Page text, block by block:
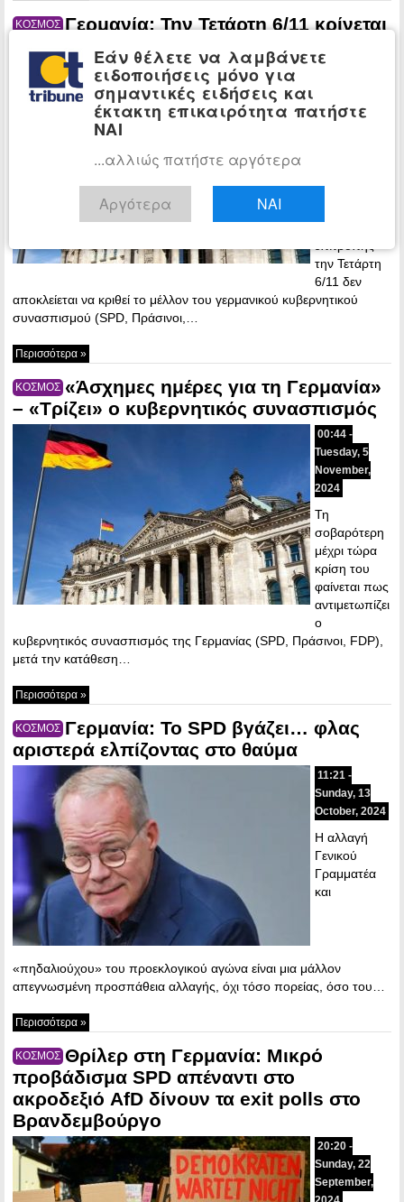
ΚΟΣΜΟΣ Γερμανία: Την Τετάρτη 6/11 κρίνεται
η «επιβίωση» του κυβερνητικού
συνασπισμού
Wednesday, 6
την Τετάρτη
6/11 δεν
αποκλείεται να κριθεί το μέλλον του γερμανικού κυβερνητικού
συνασπισμού (SPD, Πράσινοι,…
Περισσότερα »
ΚΟΣΜΟΣ «Άσχημες ημέρες για τη Γερμανία»
– «Τρίζει» ο κυβερνητικός συνασπισμός
00:44 -
Tuesday, 5
November,
2024
Τη
σοβαρότερη
μέχρι τώρα
κρίση του
φαίνεται πως
αντιμετωπίζει
ο
κυβερνητικός συνασπισμός της Γερμανίας (SPD, Πράσινοι, FDP),
μετά την κατάθεση…
Περισσότερα »
ΚΟΣΜΟΣ Γερμανία: Το SPD βγάζει… φλας
αριστερά ελπίζοντας στο θαύμα
11:21 -
Sunday, 13
October, 2024
Η αλλαγή
Γενικού
Γραμματέα
και
«πηδαλιούχου» του προεκλογικού αγώνα είναι μια μάλλον
απεγνωσμένη προσπάθεια αλλαγής, όχι τόσο πορείας, όσο του…
Περισσότερα »
ΚΟΣΜΟΣ Θρίλερ στη Γερμανία: Μικρό
προβάδισμα SPD απέναντι στο
ακροδεξιό AfD δίνουν τα exit polls στο
Βρανδεμβούργο
20:20 -
Sunday, 22
September,
Εάν θέλετε να λαμβάνετε
ειδοποιήσεις μόνο για
σημαντικές ειδήσεις και
έκτακτη επικαιρότητα πατήστε
ΝΑΙ
...αλλιώς πατήστε αργότερα
Αργότερα ΝΑΙ